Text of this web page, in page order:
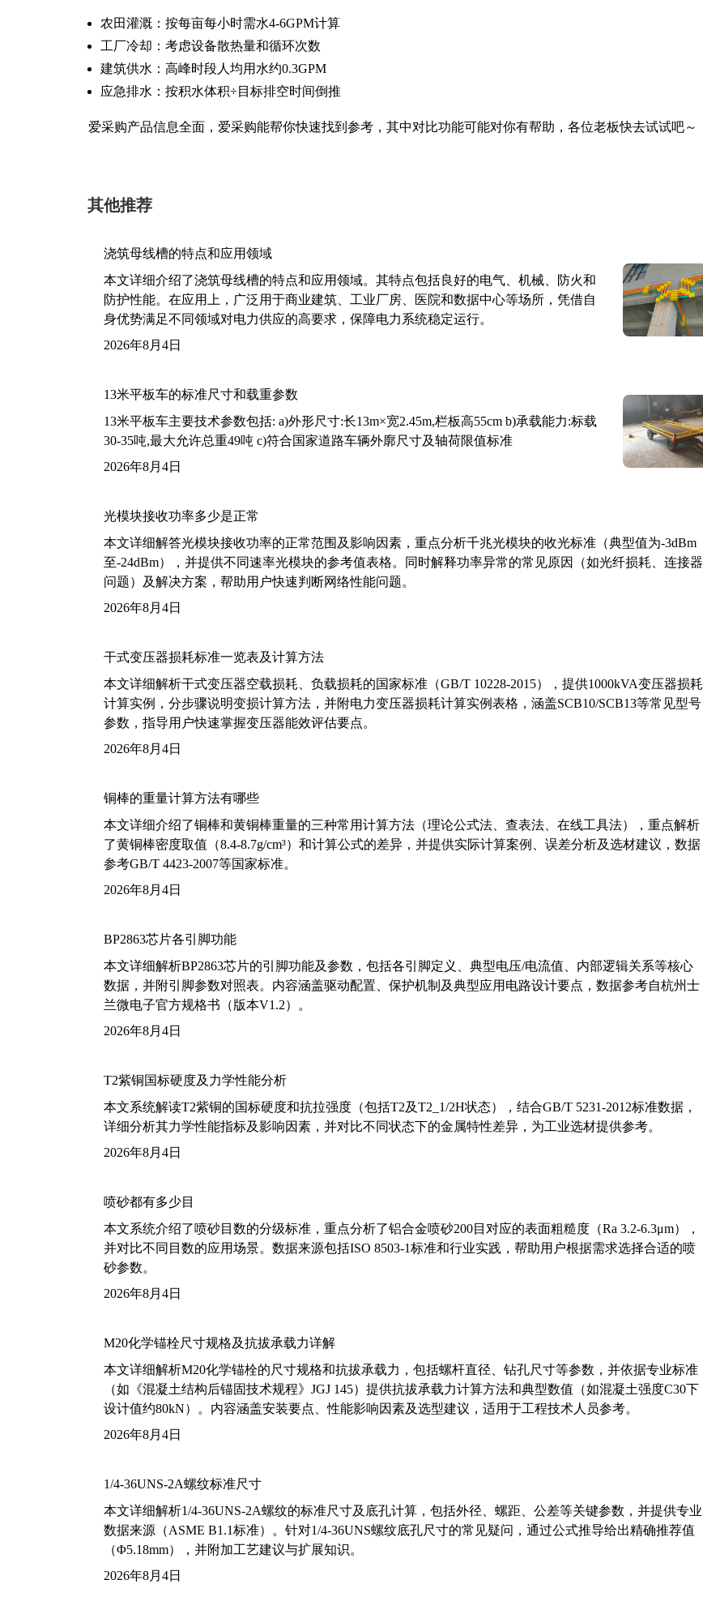
农田灌溉：按每亩每小时需水4-6GPM计算
工厂冷却：考虑设备散热量和循环次数
建筑供水：高峰时段人均用水约0.3GPM
应急排水：按积水体积÷目标排空时间倒推
爱采购产品信息全面，爱采购能帮你快速找到参考，其中对比功能可能对你有帮助，各位老板快去试试吧～
其他推荐
浇筑母线槽的特点和应用领域
本文详细介绍了浇筑母线槽的特点和应用领域。其特点包括良好的电气、机械、防火和
防护性能。在应用上，广泛用于商业建筑、工业厂房、医院和数据中心等场所，凭借自
身优势满足不同领域对电力供应的高要求，保障电力系统稳定运行。
2026年8月4日
13米平板车的标准尺寸和载重参数
13米平板车主要技术参数包括: a)外形尺寸:长13m×宽2.45m,栏板高55cm b)承载能力:标载
30-35吨,最大允许总重49吨 c)符合国家道路车辆外廓尺寸及轴荷限值标准
2026年8月4日
光模块接收功率多少是正常
本文详细解答光模块接收功率的正常范围及影响因素，重点分析千兆光模块的收光标准（典型值为-3dBm
至-24dBm），并提供不同速率光模块的参考值表格。同时解释功率异常的常见原因（如光纤损耗、连接器
问题）及解决方案，帮助用户快速判断网络性能问题。
2026年8月4日
干式变压器损耗标准一览表及计算方法
本文详细解析干式变压器空载损耗、负载损耗的国家标准（GB/T 10228-2015），提供1000kVA变压器损耗
计算实例，分步骤说明变损计算方法，并附电力变压器损耗计算实例表格，涵盖SCB10/SCB13等常见型号
参数，指导用户快速掌握变压器能效评估要点。
2026年8月4日
铜棒的重量计算方法有哪些
本文详细介绍了铜棒和黄铜棒重量的三种常用计算方法（理论公式法、查表法、在线工具法），重点解析
了黄铜棒密度取值（8.4-8.7g/cm³）和计算公式的差异，并提供实际计算案例、误差分析及选材建议，数据
参考GB/T 4423-2007等国家标准。
2026年8月4日
BP2863芯片各引脚功能
本文详细解析BP2863芯片的引脚功能及参数，包括各引脚定义、典型电压/电流值、内部逻辑关系等核心
数据，并附引脚参数对照表。内容涵盖驱动配置、保护机制及典型应用电路设计要点，数据参考自杭州士
兰微电子官方规格书（版本V1.2）。
2026年8月4日
T2紫铜国标硬度及力学性能分析
本文系统解读T2紫铜的国标硬度和抗拉强度（包括T2及T2_1/2H状态），结合GB/T 5231-2012标准数据，
详细分析其力学性能指标及影响因素，并对比不同状态下的金属特性差异，为工业选材提供参考。
2026年8月4日
喷砂都有多少目
本文系统介绍了喷砂目数的分级标准，重点分析了铝合金喷砂200目对应的表面粗糙度（Ra 3.2-6.3μm），
并对比不同目数的应用场景。数据来源包括ISO 8503-1标准和行业实践，帮助用户根据需求选择合适的喷
砂参数。
2026年8月4日
M20化学锚栓尺寸规格及抗拔承载力详解
本文详细解析M20化学锚栓的尺寸规格和抗拔承载力，包括螺杆直径、钻孔尺寸等参数，并依据专业标准
（如《混凝土结构后锚固技术规程》JGJ 145）提供抗拔承载力计算方法和典型数值（如混凝土强度C30下
设计值约80kN）。内容涵盖安装要点、性能影响因素及选型建议，适用于工程技术人员参考。
2026年8月4日
1/4-36UNS-2A螺纹标准尺寸
本文详细解析1/4-36UNS-2A螺纹的标准尺寸及底孔计算，包括外径、螺距、公差等关键参数，并提供专业
数据来源（ASME B1.1标准）。针对1/4-36UNS螺纹底孔尺寸的常见疑问，通过公式推导给出精确推荐值
（Φ5.18mm），并附加工艺建议与扩展知识。
2026年8月4日